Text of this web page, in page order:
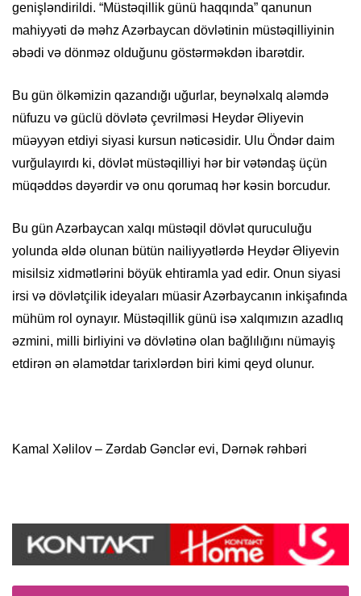
genişləndirildi. “Müstəqillik günü haqqında” qanunun
mahiyyəti də məhz Azərbaycan dövlətinin müstəqilliyinin
əbədi və dönməz olduğunu göstərməkdən ibarətdir.
Bu gün ölkəmizin qazandığı uğurlar, beynəlxalq aləmdə
nüfuzu və güclü dövlətə çevrilməsi Heydər Əliyevin
müəyyən etdiyi siyasi kursun nəticəsidir. Ulu Öndər daim
vurğulayırdı ki, dövlət müstəqilliyi hər bir vətəndaş üçün
müqəddəs dəyərdir və onu qorumaq hər kəsin borcudur.
Bu gün Azərbaycan xalqı müstəqil dövlət quruculuğu
yolunda əldə olunan bütün nailiyyətlərdə Heydər Əliyevin
misilsiz xidmətlərini böyük ehtiramla yad edir. Onun siyasi
irsi və dövlətçilik ideyaları müasir Azərbaycanın inkişafında
mühüm rol oynayır. Müstəqillik günü isə xalqımızın azadlıq
əzmini, milli birliyini və dövlətinə olan bağlılığını nümayiş
etdirən ən əlamətdar tarixlərdən biri kimi qeyd olunur.
Kamal Xəlilov – Zərdab Gənclər evi, Dərnək rəhbəri